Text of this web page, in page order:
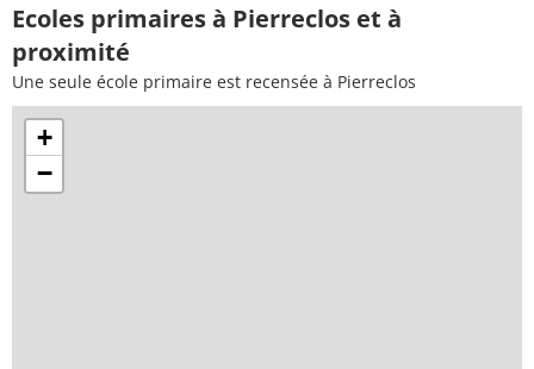
Ecoles primaires à Pierreclos et à
proximité
Une seule école primaire est recensée à Pierreclos
+
−